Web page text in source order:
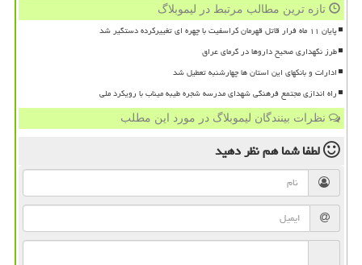
تازه ترین مطالب مرتبط در لیموبلاگ
پایان ۱۱ ماه فرار قاتل قهرمان کراسفیت با چهره ای تغییرکرده دستگیر شد
طرز نگهداری صحیح داروها در گرمای عراق
ادارات و بانکهای این استان ها چهارشنبه تعطیل شد
راه اندازی مجتمع فرهنگی شهدای مدرسه شجره طیبه میناب با رویکرد ملی
نظرات بینندگان لیموبلاگ در مورد این مطلب
لطفا شما همنظر دهید